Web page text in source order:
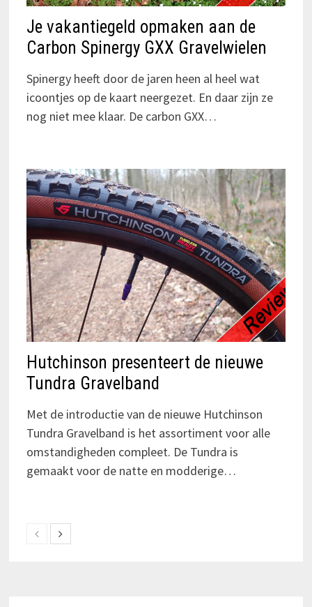
Je vakantiegeld opmaken aan de
Carbon Spinergy GXX Gravelwielen
Spinergy heeft door de jaren heen al heel wat
icoontjes op de kaart neergezet. En daar zijn ze
nog niet mee klaar. De carbon GXX…
Hutchinson presenteert de nieuwe
Tundra Gravelband
Met de introductie van de nieuwe Hutchinson
Tundra Gravelband is het assortiment voor alle
omstandigheden compleet. De Tundra is
gemaakt voor de natte en modderige…